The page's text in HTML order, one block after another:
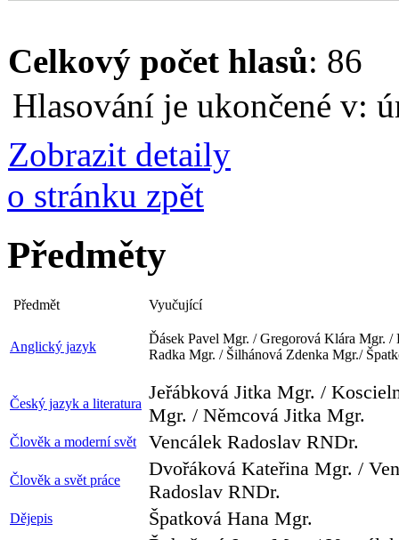
Celkový počet hlasů: 86
Hlasování je ukončené v:
Zobrazit detaily
o stránku zpět
Předměty
Předmět Vyučující
Anglický jazyk
Ďásek Pavel Mgr. / Gregorová Klára Mgr. /
Radka Mgr. / Šilhánová Zdenka Mgr./
Český jazyk a literatura
Jeřábková Jitka Mgr. /
Mgr. / Němcová Jitka Mgr.
Člověk a moderní svět Vencálek Radoslav RNDr.
Člověk a svět práce
Dvořáková Kateřina Mgr. /
Radoslav RNDr.
Dějepis Špatková Hana Mgr.